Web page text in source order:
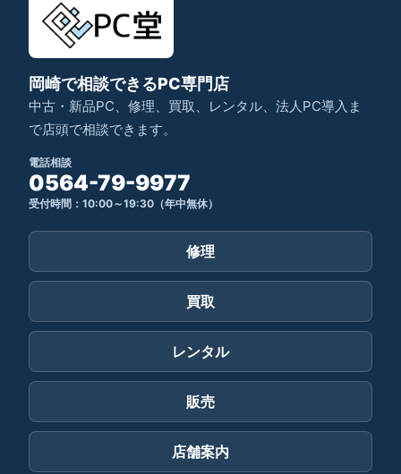
岡崎で相談できるPC専門店
中古・新品PC、修理、買取、レンタル、法人PC導入ま
で店頭で相談できます。
電話相談
0564-79-9977
受付時間：10:00～19:30（年中無休）
修理
買取
レンタル
販売
店舗案内